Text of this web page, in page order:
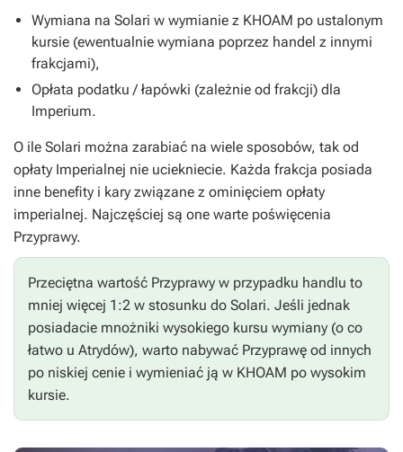
Wymiana na Solari w wymianie z KHOAM po ustalonym
kursie (ewentualnie wymiana poprzez handel z innymi
frakcjami),
Opłata podatku / łapówki (zależnie od frakcji) dla
Imperium.
O ile Solari można zarabiać na wiele sposobów, tak od
opłaty Imperialnej nie uciekniecie. Każda frakcja posiada
inne benefity i kary związane z ominięciem opłaty
imperialnej. Najczęściej są one warte poświęcenia
Przyprawy.
Przeciętna wartość Przyprawy w przypadku handlu to
mniej więcej 1:2 w stosunku do Solari. Jeśli jednak
posiadacie mnożniki wysokiego kursu wymiany (o co
łatwo u Atrydów), warto nabywać Przyprawę od innych
po niskiej cenie i wymieniać ją w KHOAM po wysokim
kursie.